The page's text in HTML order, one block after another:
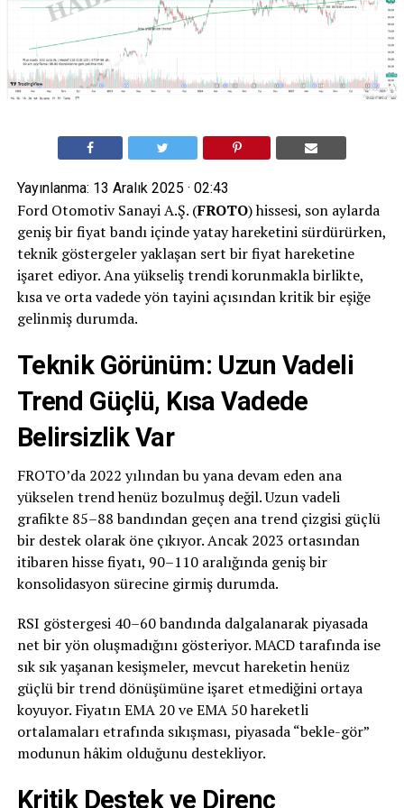
Yayınlanma: 13 Aralık 2025 · 02:43
Ford Otomotiv Sanayi A.Ş. (FROTO) hissesi, son aylarda
geniş bir fiyat bandı içinde yatay hareketini sürdürürken,
teknik göstergeler yaklaşan sert bir fiyat hareketine
işaret ediyor. Ana yükseliş trendi korunmakla birlikte,
kısa ve orta vadede yön tayini açısından kritik bir eşiğe
gelinmiş durumda.
Teknik Görünüm: Uzun Vadeli
Trend Güçlü, Kısa Vadede
Belirsizlik Var
FROTO’da 2022 yılından bu yana devam eden ana
yükselen trend henüz bozulmuş değil. Uzun vadeli
grafikte 85–88 bandından geçen ana trend çizgisi güçlü
bir destek olarak öne çıkıyor. Ancak 2023 ortasından
itibaren hisse fiyatı, 90–110 aralığında geniş bir
konsolidasyon sürecine girmiş durumda.
RSI göstergesi 40–60 bandında dalgalanarak piyasada
net bir yön oluşmadığını gösteriyor. MACD tarafında ise
sık sık yaşanan kesişmeler, mevcut hareketin henüz
güçlü bir trend dönüşümüne işaret etmediğini ortaya
koyuyor. Fiyatın EMA 20 ve EMA 50 hareketli
ortalamaları etrafında sıkışması, piyasada “bekle-gör”
modunun hâkim olduğunu destekliyor.
Kritik Destek ve Direnç